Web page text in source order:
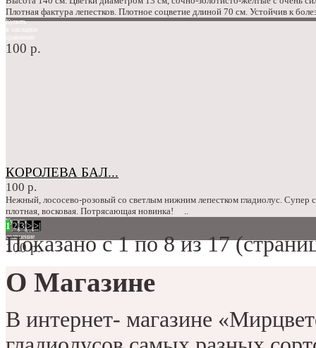
Плотная фактура лепестков. Плотное соцветие длиной 70 см. Устойчив к
Купить
100 р.
КОРОЛЕВА БАЛ...
100 р.
Нежный, лососево-розовый со светлым нижним лепестком гладиолус. Супер
плотная, восковая. Потрясающая новинка! ..
Купить
в закладки
сравнение
100 р.
1 2 3 > >|
Показано с 1 по 8 из 17
О Магазине
В интернет- магазине